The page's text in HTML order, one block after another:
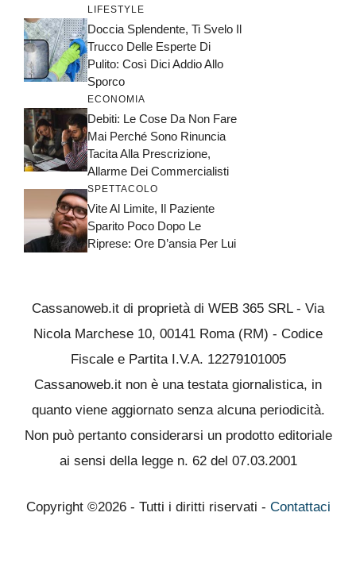
LIFESTYLE
Doccia Splendente, Ti Svelo Il
Trucco Delle Esperte Di
Pulito: Così Dici Addio Allo
Sporco
ECONOMIA
Debiti: Le Cose Da Non Fare
Mai Perché Sono Rinuncia
Tacita Alla Prescrizione,
Allarme Dei Commercialisti
SPETTACOLO
Vite Al Limite, Il Paziente
Sparito Poco Dopo Le
Riprese: Ore D’ansia Per Lui
Cassanoweb.it di proprietà di WEB 365 SRL - Via
Nicola Marchese 10, 00141 Roma (RM) - Codice
Fiscale e Partita I.V.A. 12279101005
Cassanoweb.it non è una testata giornalistica, in
quanto viene aggiornato senza alcuna periodicità.
Non può pertanto considerarsi un prodotto editoriale
ai sensi della legge n. 62 del 07.03.2001
Copyright ©2026 - Tutti i diritti riservati - Contattaci